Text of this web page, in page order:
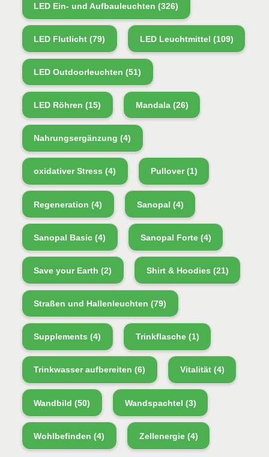
LED Ein- und Aufbauleuchten (326)
LED Flutlicht (79) LED Leuchtmittel (109)
LED Outdoorleuchten (51)
LED Röhren (15) Mandala(26)
Nahrungsergänzung (4)
oxidativer Stress (4) Pullover(1)
Regeneration (4) Sanopal (4)
Sanopal Basic (4) Sanopal Forte(4)
Save your Earth (2) Shirt & Hoodies (21)
Straßen und Hallenleuchten (79)
Supplements (4) Trinkflasche(1)
Trinkwasser aufbereiten (6) Vitalität(4)
Wandbild (50) Wandspachtel (3)
Wohlbefinden (4) Zellenergie(4)